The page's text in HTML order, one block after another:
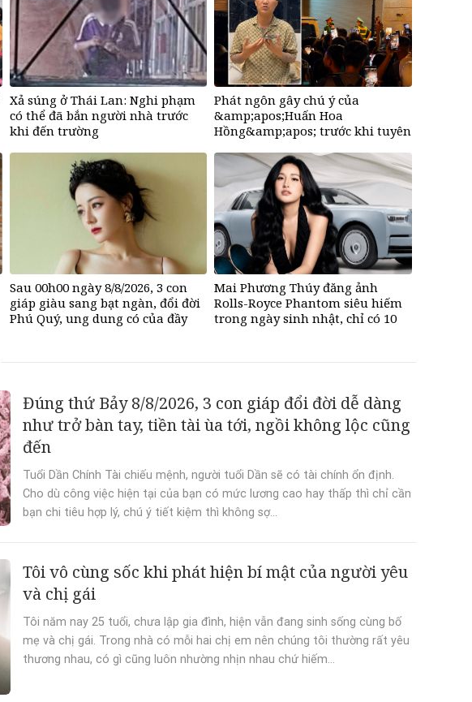
Xả súng ở Thái Lan: Nghi phạm
có thể đã bắn người nhà trước
khi đến trường
Phát ngôn gây chú ý của
&amp;apos;Huấn Hoa
Hồng&amp;apos; trước khi tuyên
Sau 00h00 ngày 8/8/2026, 3 con
giáp giàu sang bạt ngàn, đổi đời
Phú Quý, ung dung có của đầy
Mai Phương Thúy đăng ảnh
Rolls-Royce Phantom siêu hiếm
trong ngày sinh nhật, chỉ có 10
Đúng thứ Bảy 8/8/2026, 3 con giáp đổi đời dễ dàng
như trở bàn tay, tiền tài ùa tới, ngồi không lộc cũng
đến
Tuổi Dần Chính Tài chiếu mệnh, người tuổi Dần sẽ có tài chính ổn định.
Cho dù công việc hiện tại của bạn có mức lương cao hay thấp thì chỉ cần
bạn chi tiêu hợp lý, chú ý tiết kiệm thì không sợ...
Tôi vô cùng sốc khi phát hiện bí mật của người yêu
và chị gái
Tôi năm nay 25 tuổi, chưa lập gia đình, hiện vẫn đang sinh sống cùng bố
mẹ và chị gái. Trong nhà có mỗi hai chị em nên chúng tôi thường rất yêu
thương nhau, có gì cũng luôn nhường nhịn nhau chứ hiếm...